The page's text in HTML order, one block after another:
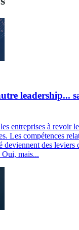
leadership...
entreprises à revoir
Les compétences
deviennent des leviers
mais...